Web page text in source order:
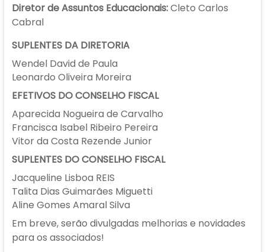
Diretor de Assuntos Educacionais:Cleto Carlos
Cabral
SUPLENTES DA DIRETORIA
Wendel David de Paula
Leonardo Oliveira Moreira
EFETIVOS DO CONSELHO FISCAL
Aparecida Nogueira de Carvalho
Francisca Isabel Ribeiro Pereira
Vitor da Costa Rezende Junior
SUPLENTES DO CONSELHO FISCAL
Jacqueline Lisboa REIS
Talita Dias Guimarães Miguetti
Aline Gomes Amaral Silva
Em breve, serão divulgadas melhorias e novidades
para os associados!